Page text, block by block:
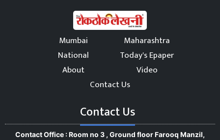
Mumbai
Maharashtra
National
Today's Epaper
About
Video
Contact Us
Contact Us
Contact Office : Room no 3 , Ground floor Farooq Manzil,